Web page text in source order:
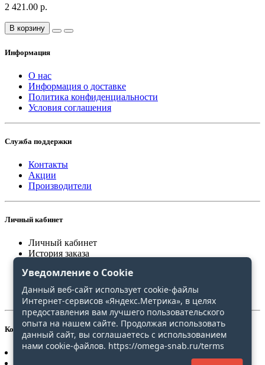
2 421.00 р.
В корзину
Информация
О нас
Информация о доставке
Политика конфиденциальности
Условия соглашения
Служба поддержки
Контакты
Акции
Производители
Личный кабинет
Личный кабинет
История заказа
Сравнение
Контакты
+7(4212)20-30-31
Уведомление о Cookie
Данный веб-сайт использует cookie-файлы
Интернет-сервисов «Яндекс.Метрика», в целях
предоставления вам лучшего пользовательского
опыта на нашем сайте. Продолжая использовать
данный сайт, вы соглашаетесь с использованием
нами cookie-файлов. https://omega-snab.ru/terms